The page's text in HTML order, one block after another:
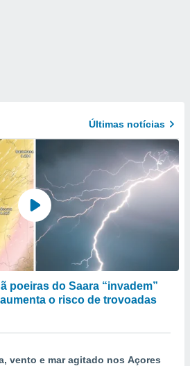
Últimas notícias
poeiras do Saara “invadem”
o risco de trovoadas
vento e mar agitado nos Açores